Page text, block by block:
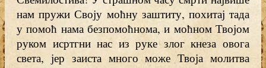
нам пружи Своју моћну заштиту, похитај тада
у помоћ нама безпомоћнома, и моћном Твојом
руком исртгни нас из руке злог кнеза овога
света, јер заиста много може Твоја молитва